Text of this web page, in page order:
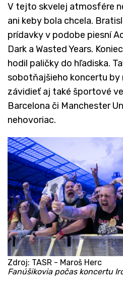
V tejto skvelej atmosfére
ani keby bola chcela.
prídavky v podobe piesní
Dark a Wasted Years.
hodil paličky do hľadiska.
sobotňajšieho koncertu by
závidieť aj také športové
Barcelona či Manchester
nehovoriac.
Zdroj: TASR - Maroš Herc
Fanúšikovia počas koncertu